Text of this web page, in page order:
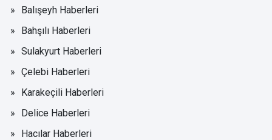
Balışeyh Haberleri
Bahşılı Haberleri
Sulakyurt Haberleri
Çelebi Haberleri
Karakeçili Haberleri
Delice Haberleri
Hacılar Haberleri